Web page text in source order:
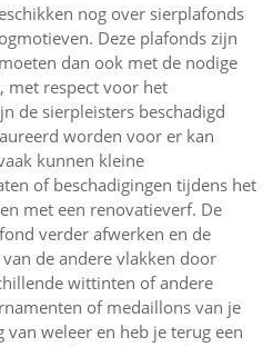
nog over sierplafonds
Deze plafonds zijn
dan ook met de nodige
met respect voor het
de sierpleisters beschadigd
worden voor er kan
kunnen kleine
of beschadigingen tijdens het
met een renovatieverf. De
verder afwerken en de
de andere vlakken door
wittinten of andere
of medaillons van je
weleer en heb je terug een